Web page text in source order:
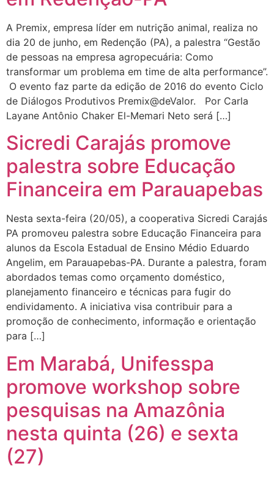
A Premix, empresa líder em nutrição animal, realiza no
dia 20 de junho, em Redenção (PA), a palestra “Gestão
de pessoas na empresa agropecuária: Como
transformar um problema em time de alta performance”.
O evento faz parte da edição de 2016 do evento Ciclo
de Diálogos Produtivos Premix@deValor. Por Carla
Layane Antônio Chaker El-Memari Neto será […]
Sicredi Carajás promove
palestra sobre Educação
Financeira em Parauapebas
Nesta sexta-feira (20/05), a cooperativa Sicredi Carajás
PA promoveu palestra sobre Educação Financeira para
alunos da Escola Estadual de Ensino Médio Eduardo
Angelim, em Parauapebas-PA. Durante a palestra, foram
abordados temas como orçamento doméstico,
planejamento financeiro e técnicas para fugir do
endividamento. A iniciativa visa contribuir para a
promoção de conhecimento, informação e orientação
para […]
Em Marabá, Unifesspa
promove workshop sobre
pesquisas na Amazônia
nesta quinta (26) e sexta
(27)